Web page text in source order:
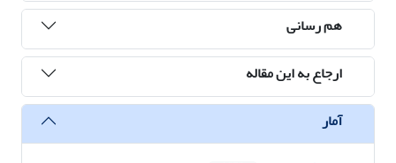
هم رسانی
ارجاع به این مقاله
آمار